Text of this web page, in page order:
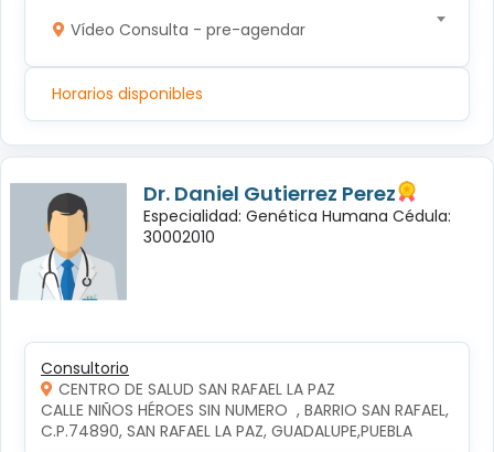
Vídeo Consulta - pre-agendar
Horarios disponibles
Dr. Daniel Gutierrez Perez
Especialidad: Genética Humana Cédula:
30002010
Consultorio
CENTRO DE SALUD SAN RAFAEL LA PAZ
CALLE NIÑOS HÉROES SIN NUMERO  , BARRIO SAN RAFAEL,
C.P.74890, SAN RAFAEL LA PAZ, GUADALUPE,PUEBLA